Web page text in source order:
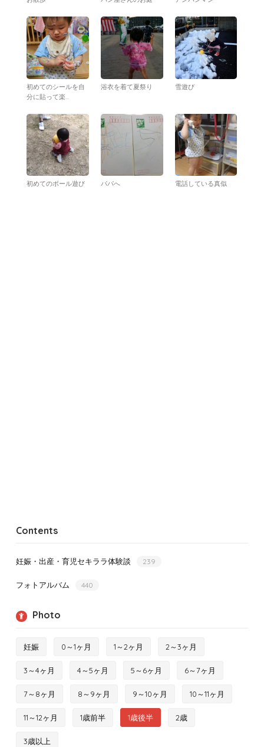
初めてのシールを自
分に貼って楽...
浴衣を着て夏祭り 雪遊び
初めてのボール遊び パパへ 電話している真似
Contents
妊娠・出産・育児セキララ体験談 239
フォトアルバム 440
Photo
妊娠 0～1ヶ月 1～2ヶ月 2～3ヶ月
3～4ヶ月 4～5ヶ月 5～6ヶ月 6～7ヶ月
7～8ヶ月 8～9ヶ月 9～10ヶ月 10～11ヶ月
11～12ヶ月 1歳前半 1歳後半 2歳
3歳以上